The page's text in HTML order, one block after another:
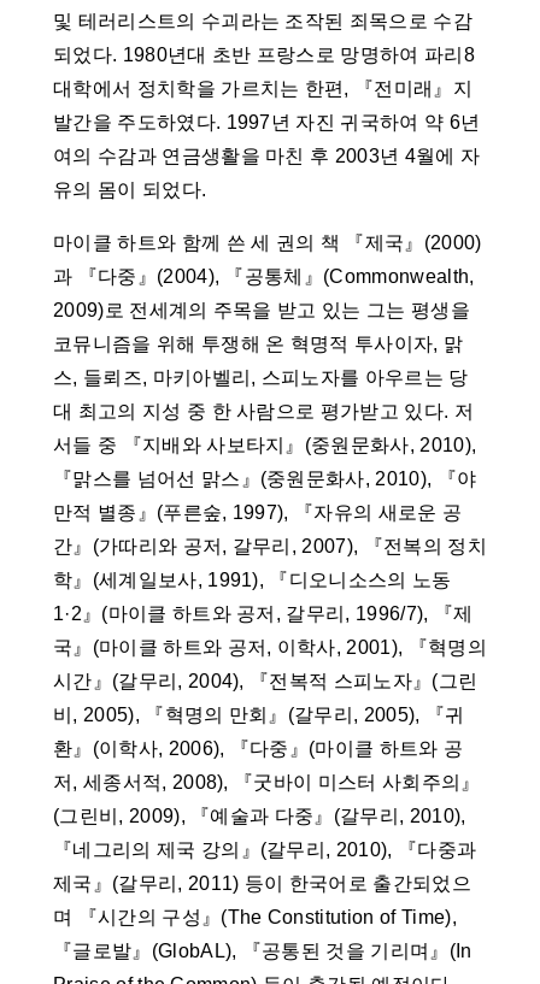
및 테러리스트의 수괴라는 조작된 죄목으로 수감
되었다. 1980년대 초반 프랑스로 망명하여 파리8
대학에서 정치학을 가르치는 한편, 『전미래』지
발간을 주도하였다. 1997년 자진 귀국하여 약 6년
여의 수감과 연금생활을 마친 후 2003년 4월에 자
유의 몸이 되었다.
마이클 하트와 함께 쓴 세 권의 책 『제국』(2000)
과 『다중』(2004), 『공통체』(Commonwealth,
2009)로 전세계의 주목을 받고 있는 그는 평생을
코뮤니즘을 위해 투쟁해 온 혁명적 투사이자, 맑
스, 들뢰즈, 마키아벨리, 스피노자를 아우르는 당
대 최고의 지성 중 한 사람으로 평가받고 있다. 저
서들 중 『지배와 사보타지』(중원문화사, 2010),
『맑스를 넘어선 맑스』(중원문화사, 2010), 『야
만적 별종』(푸른숲, 1997), 『자유의 새로운 공
간』(가따리와 공저, 갈무리, 2007), 『전복의 정치
학』(세계일보사, 1991), 『디오니소스의 노동
1·2』(마이클 하트와 공저, 갈무리, 1996/7), 『제
국』(마이클 하트와 공저, 이학사, 2001), 『혁명의
시간』(갈무리, 2004), 『전복적 스피노자』(그린
비, 2005), 『혁명의 만회』(갈무리, 2005), 『귀
환』(이학사, 2006), 『다중』(마이클 하트와 공
저, 세종서적, 2008), 『굿바이 미스터 사회주의』
(그린비, 2009), 『예술과 다중』(갈무리, 2010),
『네그리의 제국 강의』(갈무리, 2010), 『다중과
제국』(갈무리, 2011) 등이 한국어로 출간되었으
며 『시간의 구성』(The Constitution of Time),
『글로발』(GlobAL), 『공통된 것을 기리며』(In